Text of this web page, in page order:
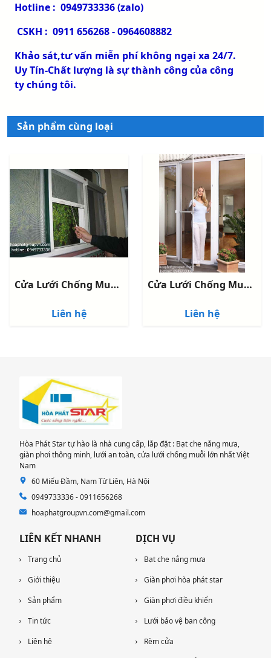
Hotline : 0949733336 (zalo)
CSKH : 0911 656268 - 0964608882
Khảo sát,tư vấn miễn phí không ngại xa 24/7.
Uy Tín-Chất lượng là sự thành công của công
ty chúng tôi.
Sản phẩm cùng loại
Cửa Lưới Chống Muỗi Tự Cuốn Màu Trắng Xingfa
Liên hệ
Cửa Lưới Chống Muỗi Dạng Cố Định
Liên hệ
Hòa Phát Star tự hào là nhà cung cấp, lắp đặt : Bạt che nắng mưa,
giàn phơi thông minh, lưới an toàn, cửa lưới chống muỗi lớn nhất Việt
Nam
60 Miếu Đầm, Nam Từ Liên, Hà Nội
0949733336 - 0911656268
hoaphatgroupvn.com@gmail.com
LIÊN KẾT NHANH
Trang chủ
Giới thiệu
Sản phẩm
Tin tức
Liên hệ
DỊCH VỤ
Bạt che nắng mưa
Giàn phơi hòa phát star
Giàn phơi điều khiển
Lưới bảo vệ ban công
Rèm cửa